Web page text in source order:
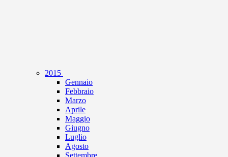
2015
Gennaio
Febbraio
Marzo
Aprile
Maggio
Giugno
Luglio
Agosto